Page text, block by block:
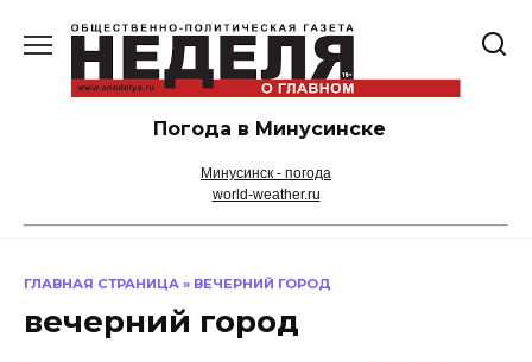
содержанию
Погода в Минусинске
Минусинск - погода
world-weather.ru
ГЛАВНАЯ СТРАНИЦА » ВЕЧЕРНИЙ ГОРОД
вечерний город